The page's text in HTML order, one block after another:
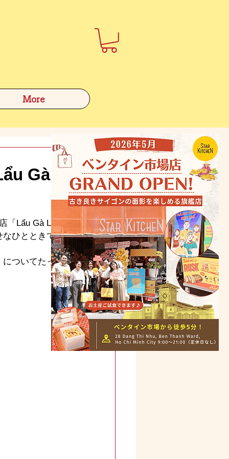
More
Gà
「Lẩu Gà Lá
なひとときです
についてたっぷ